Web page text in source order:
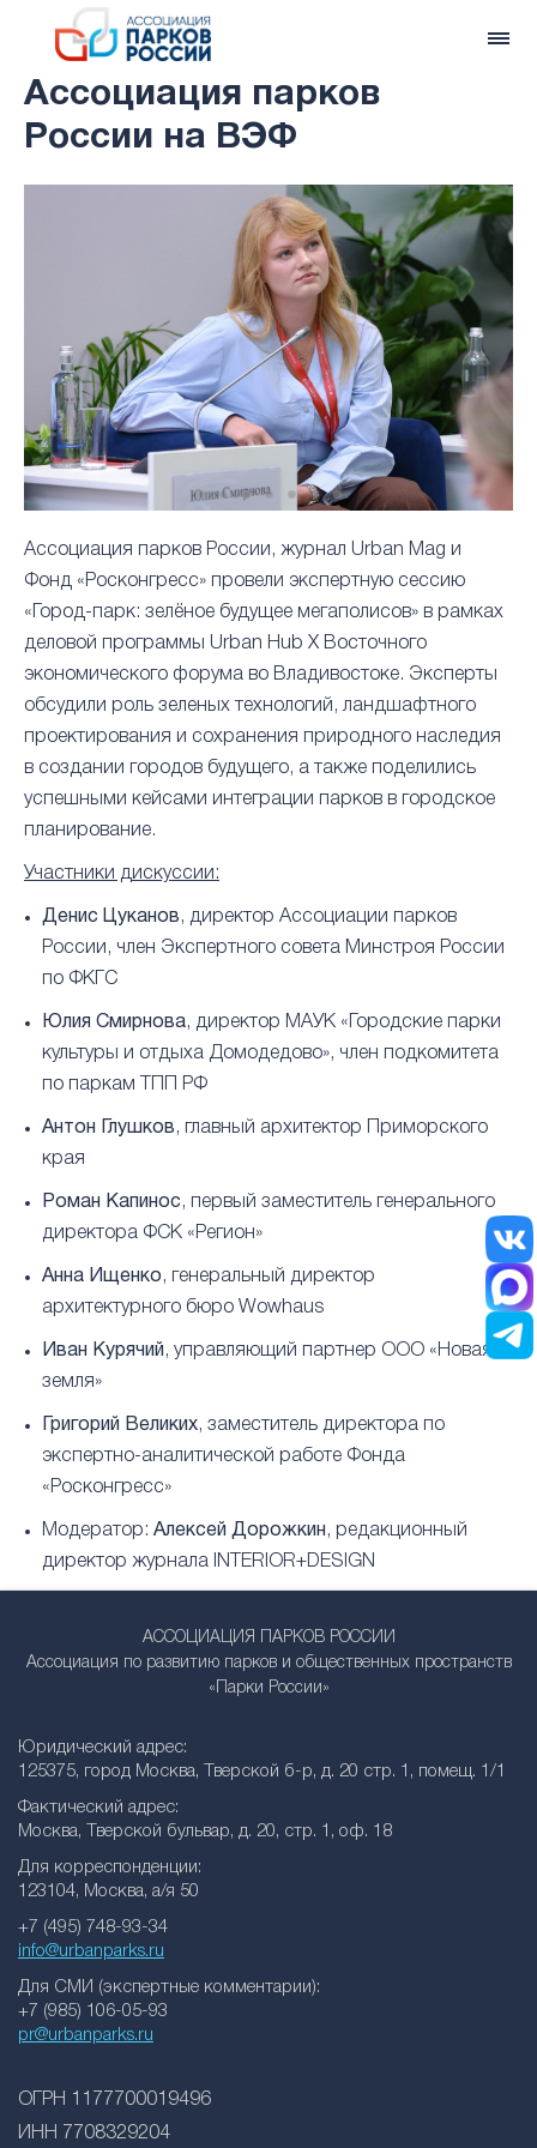
Ассоциация парков
России на ВЭФ
Ассоциация парков России, журнал Urban Mag и
Фонд «Росконгресс» провели экспертную сессию
«Город-парк: зелёное будущее мегаполисов» в рамках
деловой программы Urban Hub X Восточного
экономического форума во Владивостоке. Эксперты
обсудили роль зеленых технологий, ландшафтного
проектирования и сохранения природного наследия
в создании городов будущего, а также поделились
успешными кейсами интеграции парков в городское
планирование.
Участники дискуссии:
Денис Цуканов , директор Ассоциации парков
России, член Экспертного совета Минстроя России
по ФКГС
Юлия Смирнова, директор МАУК «Городские парки
культуры и отдыха Домодедово», член подкомитета
по паркам ТПП РФ
Антон Глушков , главный архитектор Приморского
края
Роман Капинос , первый заместитель генерального
директора ФСК «Регион»
Анна Ищенко , генеральный директор
архитектурного бюро Wowhaus
Иван Курячий , управляющий партнер ООО «Новая
земля»
Григорий Великих, заместитель директора по
экспертно-аналитической работе Фонда
«Росконгресс»
Модератор: Алексей Дорожкин , редакционный
директор журнала INTERIOR+DESIGN
АССОЦИАЦИЯ ПАРКОВ РОССИИ
Ассоциация по развитию парков и общественных пространств
«Парки России»
Юридический адрес:
125375, город Москва, Тверской б-р, д. 20 стр. 1, помещ. 1/1
Фактический адрес:
Москва, Тверской бульвар, д. 20, стр. 1, оф. 18
Для корреспонденции:
123104, Москва, а/я 50
+7 (495) 748-93-34
info@urbanparks.ru
Для СМИ (экспертные комментарии):
+7 (985) 106-05-93
pr@urbanparks.ru
ОГРН 1177700019496
ИНН 7708329204